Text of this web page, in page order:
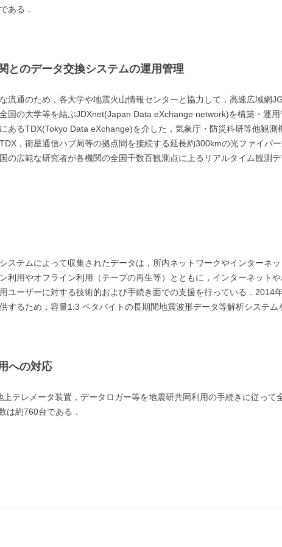
ある．
とのデータ交換システムの運用管理
流通のため，各大学や地震火山情報センターと協力して，高速広域網
国の大学等を結ぶJDXnet(Japan Data eXchange network)を構築・運
あるTDX(Tokyo Data eXchange)を介した，気象庁・防災科研等他観
，衛星通信ハブ局等の拠点間を接続する延長約300kmの光ファイバ
の広範な研究者が各機関の全国千数百観測点に上るリアルタイム観測
ステムによって収集されたデータは，所内ネットワークやインターネ
利用やオフライン利用（テープの再生等）とともに，インターネット
ユーザーに対する技術的および手続き面での支援を行っている．2014
するため，容量1.3 ペタバイトの長期間地震波形データ等解析システム
への対応
テレメータ装置，データロガー等を地震研共同利用の手続きに従っ
は約760台である．